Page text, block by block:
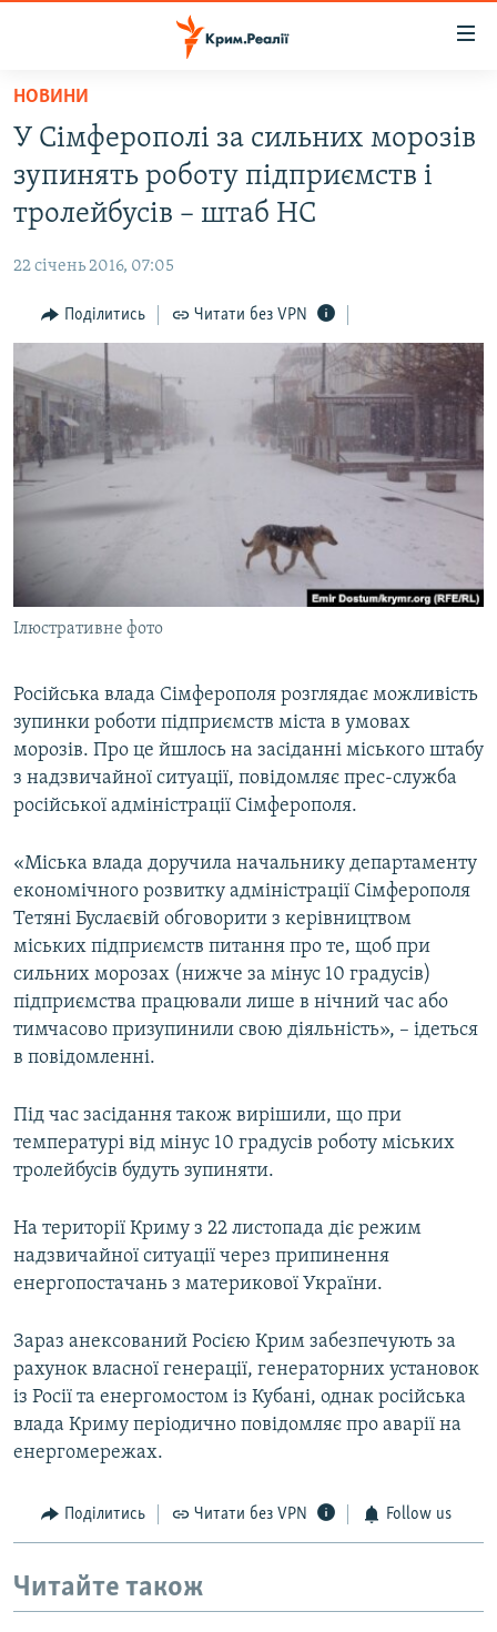
Перейти
основного
матеріалу
Перейти
до
основної
Перейти
до
пошуку
НОВИНИ
ВОДА.КРИМ
ВІДЕО ТА ФОТО
БЛОГИ
ПОГЛЯД
ІНТЕРВ'Ю
ВСЕ ЗА ДЕНЬ
СПЕЦПРОЕКТИ
ДЕПОРТАЦІЯ
ВІДЕОУРОКИ «ELIFBE»
ІНФОГРАФІКА
ЯК ОБІЙТИ БЛОКУВАННЯ
Qırımtatar
ДОЛУЧАЙСЯ!
Усі сайти RFE/RL
НОВИНИ
У Сімферополі за сильних морозів
зупинять роботу підприємств і
тролейбусів – штаб НС
22 січень 2016, 07:05
Поділитись Читати без VPN
Ілюстративне фото
Російська влада Сімферополя розглядає можливість
зупинки роботи підприємств міста в умовах
морозів. Про це йшлось на засіданні міського штабу
з надзвичайної ситуації, повідомляє прес-служба
російської адміністрації Сімферополя.
«Міська влада доручила начальнику департаменту
економічного розвитку адміністрації Сімферополя
Тетяні Буслаєвій обговорити з керівництвом
міських підприємств питання про те, щоб при
сильних морозах (нижче за мінус 10 градусів)
підприємства працювали лише в нічний час або
тимчасово призупинили свою діяльність», – ідеться
в повідомленні.
Під час засідання також вирішили, що при
температурі від мінус 10 градусів роботу міських
тролейбусів будуть зупиняти.
На території Криму з 22 листопада діє режим
надзвичайної ситуації через припинення
енергопостачань з материкової України.
Зараз анексований Росією Крим забезпечують за
рахунок власної генерації, генераторних установок
із Росії та енергомостом із Кубані, однак російська
влада Криму періодично повідомляє про аварії на
енергомережах.
Поділитись Читати без VPN Follow us
Читайте також